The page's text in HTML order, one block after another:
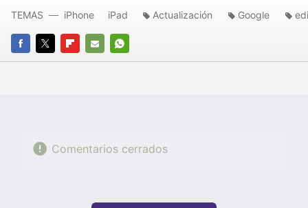
FACEBOOK
TWITTERFLIPBOARD
E-
WHATSAPP
TEMAS iPhone iPad Actualización Google
Comentarios cerrados